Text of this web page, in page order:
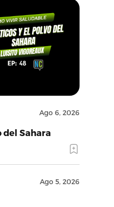
Ago 6, 2026
del Sahara
Ago 5, 2026